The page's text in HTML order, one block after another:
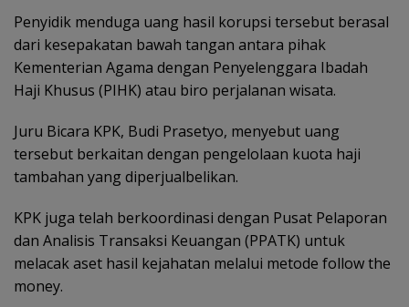
Penyidik menduga uang hasil korupsi tersebut berasal
dari kesepakatan bawah tangan antara pihak
Kementerian Agama dengan Penyelenggara Ibadah
Haji Khusus (PIHK) atau biro perjalanan wisata.
Juru Bicara KPK, Budi Prasetyo, menyebut uang
tersebut berkaitan dengan pengelolaan kuota haji
tambahan yang diperjualbelikan.
KPK juga telah berkoordinasi dengan Pusat Pelaporan
dan Analisis Transaksi Keuangan (PPATK) untuk
melacak aset hasil kejahatan melalui metode follow the
money.